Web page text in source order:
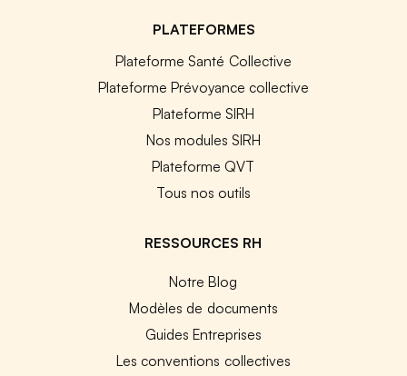
PLATEFORMES
Plateforme Santé Collective
Plateforme Prévoyance collective
Plateforme SIRH
Nos modules SIRH
Plateforme QVT
Tous nos outils
RESSOURCES RH
Notre Blog
Modèles de documents
Guides Entreprises
Les conventions collectives